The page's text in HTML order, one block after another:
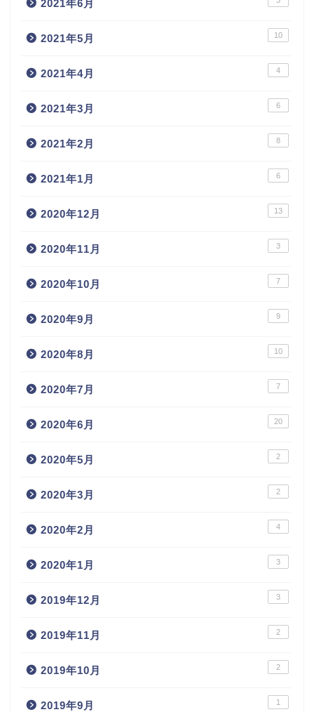
2021年6月
2021年5月 10
2021年4月 4
2021年3月 6
2021年2月 8
2021年1月 6
2020年12月 13
2020年11月 3
2020年10月 7
2020年9月 9
2020年8月 10
2020年7月 7
2020年6月 20
2020年5月 2
2020年3月 2
2020年2月 4
2020年1月 3
2019年12月 3
2019年11月 2
2019年10月 2
2019年9月 1